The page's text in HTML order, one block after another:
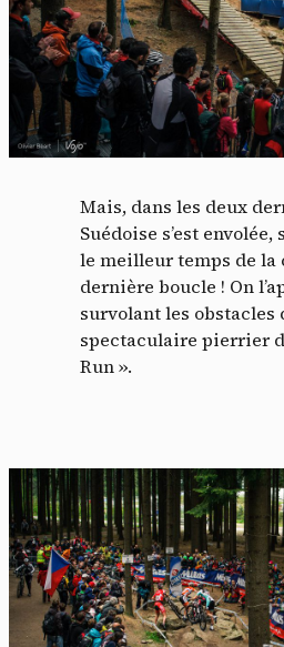
Mais, dans les deux
Suédoise s’est
le meilleur temps de la
dernière boucle ! On
survolant les obstacles
spectaculaire pierrier
Run ».